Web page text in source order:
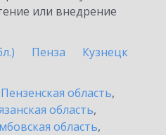
или внедрение
Пенза
Кузнецк
Пензенская область,
область,
область,